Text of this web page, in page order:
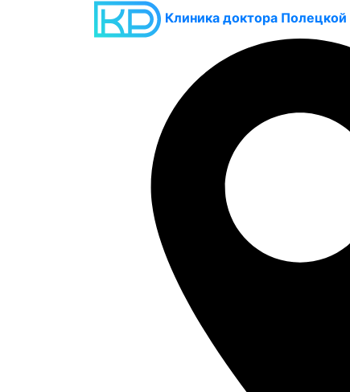
Клиника доктора Полецкой